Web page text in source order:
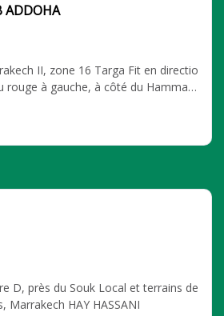
ADDOHA
II, zone 16 Targa Fit en directio
rouge à gauche, à côté du Hammam
D, près du Souk Local et terrains de
Marrakech HAY HASSANI